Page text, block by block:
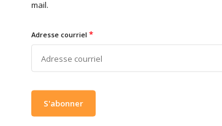
de4 / 5
mail.
Adresse courriel *
S'abonner